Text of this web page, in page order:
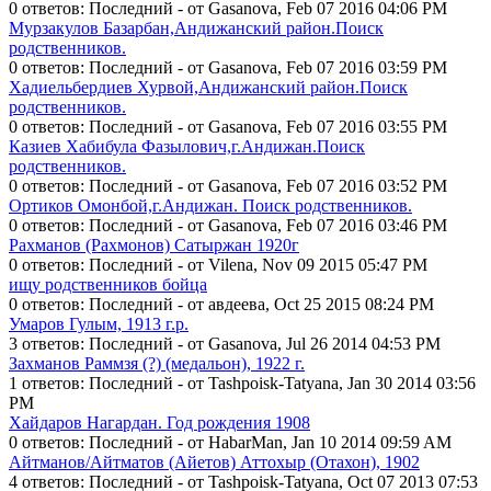
0 ответов: Последний - от Gasanova, Feb 07 2016 04:06 PM
Мурзакулов Базарбан,Андижанский район.Поиск
родственников.
0 ответов: Последний - от Gasanova, Feb 07 2016 03:59 PM
Хадиельбердиев Хурвой,Андижанский район.Поиск
родственников.
0 ответов: Последний - от Gasanova, Feb 07 2016 03:55 PM
Казиев Хабибула Фазылович,г.Андижан.Поиск
родственников.
0 ответов: Последний - от Gasanova, Feb 07 2016 03:52 PM
Ортиков Омонбой,г.Андижан. Поиск родственников.
0 ответов: Последний - от Gasanova, Feb 07 2016 03:46 PM
Рахманов (Рахмонов) Сатыржан 1920г
0 ответов: Последний - от Vilena, Nov 09 2015 05:47 PM
ищу родственников бойца
0 ответов: Последний - от авдеева, Oct 25 2015 08:24 PM
Умаров Гулым, 1913 г.р.
3 ответов: Последний - от Gasanova, Jul 26 2014 04:53 PM
Захманов Раммзя (?) (медальон), 1922 г.
1 ответов: Последний - от Tashpoisk-Tatyana, Jan 30 2014 03:56
PM
Хайдаров Нагардан. Год рождения 1908
0 ответов: Последний - от HabarMan, Jan 10 2014 09:59 AM
Айтманов/Айтматов (Айетов) Аттохыр (Отахон), 1902
4 ответов: Последний - от Tashpoisk-Tatyana, Oct 07 2013 07:53